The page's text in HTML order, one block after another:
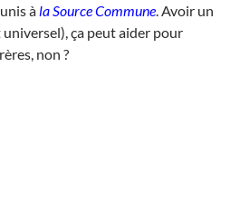
à la Source Commune . Avoir un
ça peut aider pour
non ?